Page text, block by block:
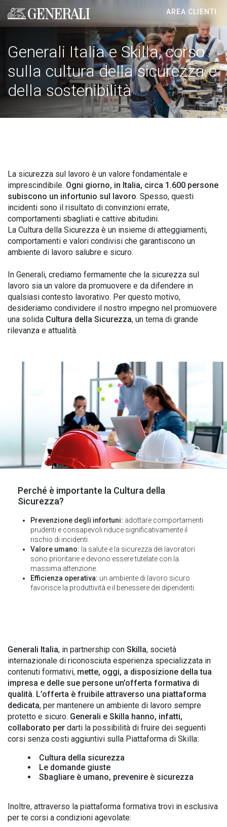
Generali logo
AREA CLIENTI
Generali Italia e Skilla, corso
sulla cultura della sicurezza e
della sostenibilità
La sicurezza sul lavoro è un valore fondamentale e
imprescindibile. Ogni giorno, in Italia, circa 1.600 persone
subiscono un infortunio sul lavoro. Spesso, questi
incidenti sono il risultato di convinzioni errate,
comportamenti sbagliati e cattive abitudini.
La Cultura della Sicurezza è un insieme di atteggiamenti,
comportamenti e valori condivisi che garantiscono un
ambiente di lavoro salubre e sicuro.
In Generali, crediamo fermamente che la sicurezza sul
lavoro sia un valore da promuovere e da difendere in
qualsiasi contesto lavorativo. Per questo motivo,
desideriamo condividere il nostro impegno nel promuovere
una solida Cultura della Sicurezza, un tema di grande
rilevanza e attualità.
Perché è importante la Cultura della
Sicurezza?
Prevenzione degli infortuni: adottare comportamenti
prudenti e consapevoli riduce significativamente il
rischio di incidenti.
Valore umano: la salute e la sicurezza dei lavoratori
sono prioritarie e devono essere tutelate con la
massima attenzione.
Efficienza operativa: un ambiente di lavoro sicuro
favorisce la produttività e il benessere dei dipendenti.
Generali Italia, in partnership con Skilla, società
internazionale di riconosciuta esperienza specializzata in
contenuti formativi, mette, oggi, a disposizione della tua
impresa e delle sue persone un’offerta formativa di
qualità. L’offerta è fruibile attraverso una piattaforma
dedicata, per mantenere un ambiente di lavoro sempre
protetto e sicuro. Generali e Skilla hanno, infatti,
collaborato per darti la possibilità di fruire dei seguenti
corsi senza costi aggiuntivi sulla Piattaforma di Skilla:
Cultura della sicurezza
Le domande giuste
Sbagliare è umano, prevenire è sicurezza
Inoltre, attraverso la piattaforma formativa trovi in esclusiva
per te corsi a condizioni agevolate: